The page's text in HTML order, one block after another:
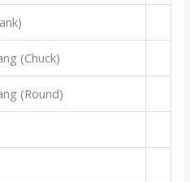
(Chuck)
(Round)